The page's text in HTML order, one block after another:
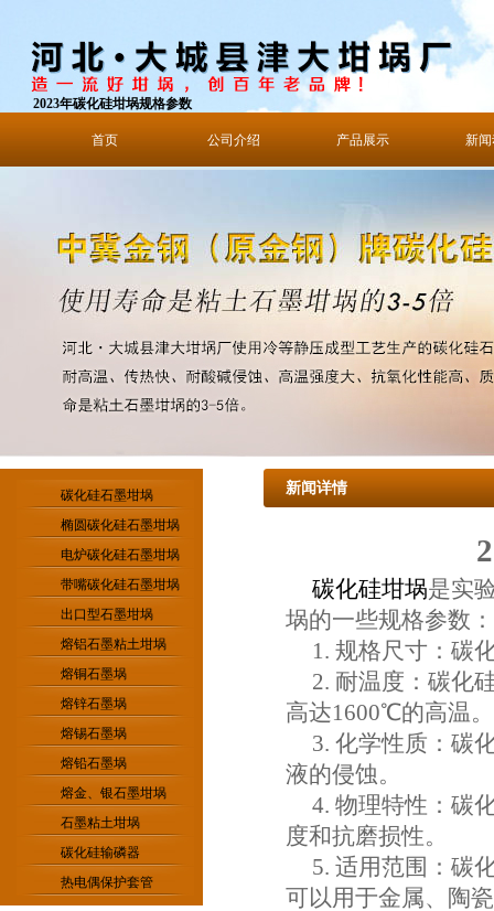
2023年碳化硅坩埚规格参数
首页 公司介绍 产品展示 新
碳化硅石墨坩埚
椭圆碳化硅石墨坩埚
电炉碳化硅石墨坩埚
带嘴碳化硅石墨坩埚
出口型石墨坩埚
熔铝石墨粘土坩埚
熔铜石墨埚
熔锌石墨埚
熔锡石墨埚
熔铅石墨埚
熔金、银石墨坩埚
石墨粘土坩埚
碳化硅输磷器
热电偶保护套管
新闻详情
碳化硅坩埚是实
埚的一些规格参数：
1. 规格尺寸：碳
2. 耐温度：碳化
高达1600℃的高温。
3. 化学性质：碳
液的侵蚀。
4. 物理特性：碳
度和抗磨损性。
5. 适用范围：碳
可以用于金属、陶